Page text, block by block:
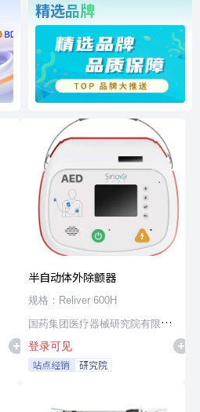
精选品牌
半自动体外除颤器
规格：Reliver 600H
国药集团医疗器械研究院有限公
司
登录可见
站点经销 研究院